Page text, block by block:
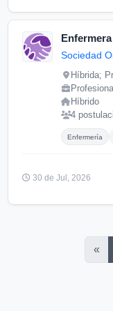
Sociedad
Híbrida;
Profesional
Híbrido
4
Carreras
Enfermería
Posgrados
30 de Jul, 2026
«